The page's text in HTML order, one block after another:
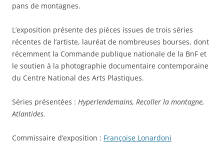
pans de montagnes.
L’exposition présente des pièces issues de trois séries
récentes de l’artiste, lauréat de nombreuses bourses, dont
récemment la Commande publique nationale de la BnF et
le soutien à la photographie documentaire contemporaine
du Centre National des Arts Plastiques.
Séries présentées : Hyperlendemains, Recoller la montagne,
Atlantides.
Commissaire d’exposition : Françoise Lonardoni